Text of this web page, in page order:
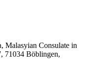
Malasyian Consulate in
71034 Böblingen,